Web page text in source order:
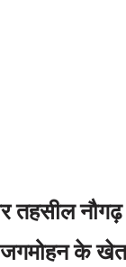
तहसील
जगमोहन के